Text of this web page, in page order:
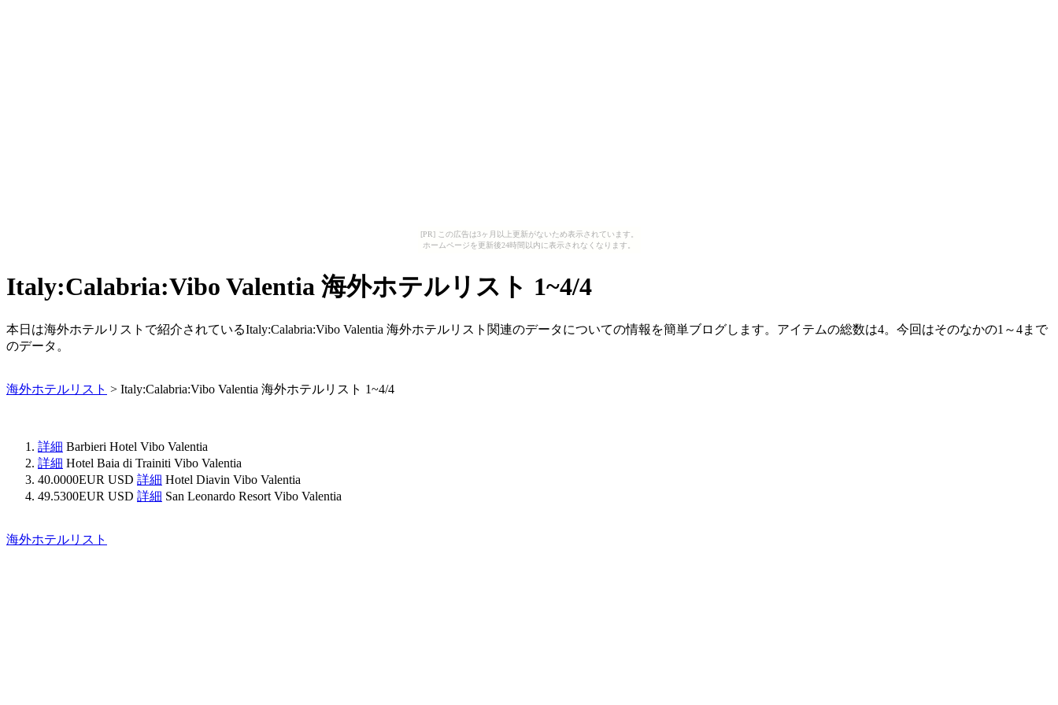
[PR] この広告は3ヶ月以上更新がないため表示されています。
ホームページを更新後24時間以内に表示されなくなります。
Italy:Calabria:Vibo Valentia 海外ホテルリスト 1~4/4
本日は海外ホテルリストで紹介されているItaly:Calabria:Vibo Valentia 海外ホテルリスト関連のデータについての情報を簡単ブログします。アイテムの総数は4。今回はそのなかの1～4まで
のデータ。
海外ホテルリスト > Italy:Calabria:Vibo Valentia 海外ホテルリスト 1~4/4
詳細 Barbieri Hotel Vibo Valentia
詳細 Hotel Baia di Trainiti Vibo Valentia
40.0000EUR USD 詳細 Hotel Diavin Vibo Valentia
49.5300EUR USD 詳細 San Leonardo Resort Vibo Valentia
海外ホテルリスト